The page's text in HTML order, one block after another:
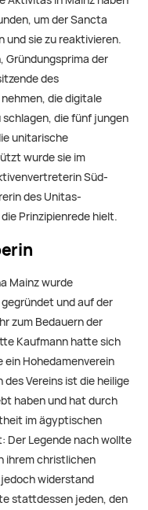
um der Sancta
und sie zu reaktivieren.
Gründungsprima der
des
die digitale
die fünf jungen
unitarische
wurde sie im
Süd-
des Unitas-
Prinzipienrede hielt.
Mainz wurde
und auf der
zum Bedauern der
Kaufmann hatte sich
ein Hohedamenverein
Vereins ist die heilige
haben und hat durch
im ägyptischen
Der Legende nach wollte
ihrem christlichen
widerstand
stattdessen jeden, den